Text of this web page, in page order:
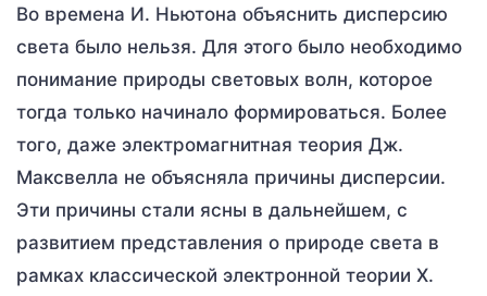
Во времена И. Ньютона объяснить дисперсию
света было нельзя. Для этого было необходимо
понимание природы световых волн, которое
тогда только начинало формироваться. Более
того, даже электромагнитная теория Дж.
Максвелла не объясняла причины дисперсии.
Эти причины стали ясны в дальнейшем, с
развитием представления о природе света в
рамках классической электронной теории Х.